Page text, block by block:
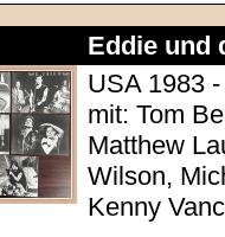
Eddie und
USA 1983
mit: Tom
Matthew
Wilson,
Kenny